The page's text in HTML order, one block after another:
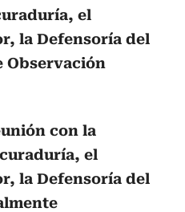
el
la Defensoría del
Observación
con la
el
la Defensoría del